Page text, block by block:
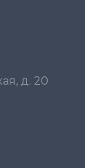
д. 20